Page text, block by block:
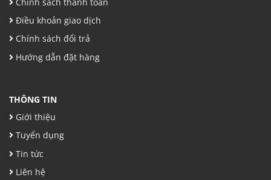
Điều khoản giao dịch
Chính sách đổi trả
Hướng dẫn đặt hàng
THÔNG TIN
Giới thiệu
Tuyển dụng
Tin tức
Liên hệ